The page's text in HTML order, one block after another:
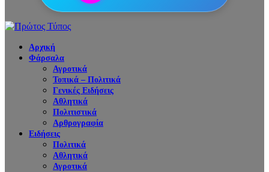
Αρχική
Φάρσαλα
Αγροτικά
Τοπικά – Πολιτικά
Γενικές Ειδήσεις
Αθλητικά
Πολιτιστικά
Αρθρογραφία
Ειδήσεις
Πολιτικά
Αθλητικά
Αγροτικά